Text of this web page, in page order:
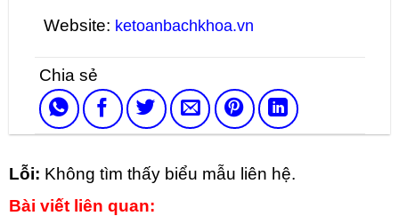
Website: ketoanbachkhoa.vn
Lỗi: Không tìm thấy biểu mẫu liên hệ.
Bài viết liên quan: